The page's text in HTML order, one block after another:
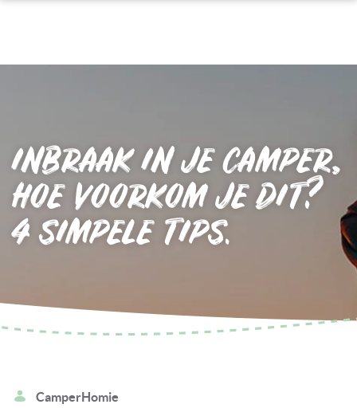
INBRAAK IN JE CAMPER,
HOE VOORKOM JE DIT?
4 SIMPELE TIPS.
CamperHomie